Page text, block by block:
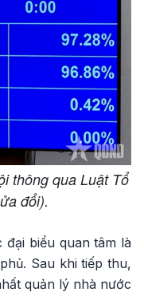
thông qua Luật Tổ
đổi).
biểu quan tâm là
Sau khi tiếp thu,
quản lý nhà nước